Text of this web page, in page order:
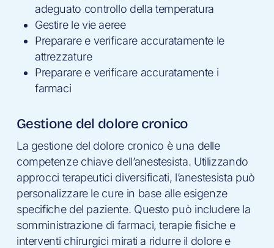
adeguato controllo della temperatura
Gestire le vie aeree
Preparare e verificare accuratamente le
attrezzature
Preparare e verificare accuratamente i
farmaci
Gestione del dolore cronico
La gestione del dolore cronico è una delle
competenze chiave dell’anestesista. Utilizzando
approcci terapeutici diversificati, l’anestesista può
personalizzare le cure in base alle esigenze
specifiche del paziente. Questo può includere la
somministrazione di farmaci, terapie fisiche e
interventi chirurgici mirati a ridurre il dolore e